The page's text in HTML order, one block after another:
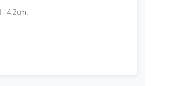
: 4.2cm.